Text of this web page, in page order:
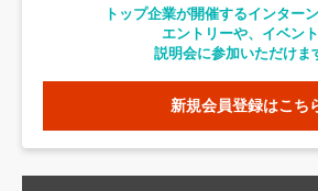
トップ企業が開催するインター
エントリーや、イベント
説明会に参加いただけま
新規会員登録はこち